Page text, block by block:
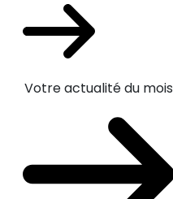
Votre actualité du mois